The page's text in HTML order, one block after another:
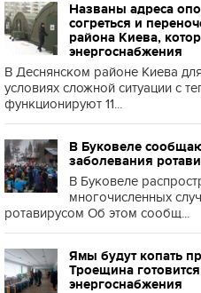
Названы адреса
согреться и
района Киева,
энергоснабжения
В Деснянском районе Киева
условиях сложной ситуации с
функционируют 11...
В Буковеле
заболевания
В Буковеле
многочисленных
ротавирусом Об этом сообщ...
Ямы будут копать
Троещина
энергоснабжения